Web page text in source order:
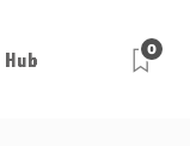
0